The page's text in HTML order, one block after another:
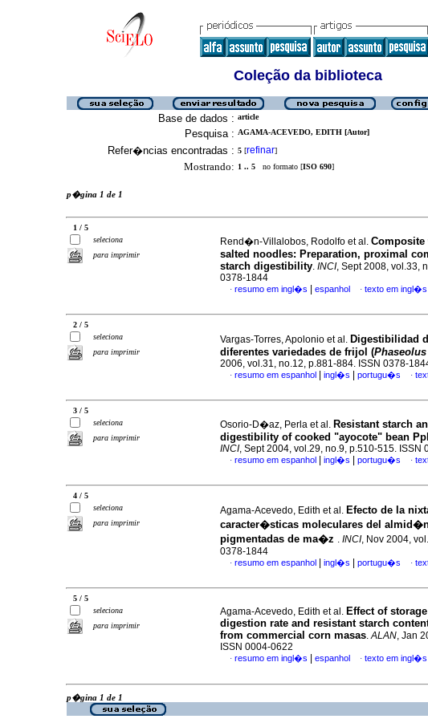
Coleção da biblioteca
Base de dados : article
Pesquisa : AGAMA-ACEVEDO, EDITH [Autor]
Refer�ncias encontradas : 5 [refinar]
Mostrando: 1 .. 5 no formato [ISO 690]
p�gina 1 de 1
1 / 5
seleciona
para imprimir
Rend�n-Villalobos, Rodolfo et al. Composite
salted noodles: Preparation, proximal
starch digestibility. INCI, Sept 2008, vol.33,
0378-1844
· resumo em ingl�s espanhol · texto em ingl�s
2 / 5
seleciona
para imprimir
Vargas-Torres, Apolonio et al. Digestibilidad
diferentes variedades de frijol (
2006, vol.31, no.12, p.881-884. ISSN 0378-
· resumo em espanhol ingl�s portugu�s ·
3 / 5
seleciona
para imprimir
Osorio-D�az, Perla et al. Resistant starch
digestibility of cooked "ayocote" bean
INCI, Sept 2004, vol.29, no.9, p.510-515. ISSN
· resumo em espanhol ingl�s portugu�s ·
4 / 5
seleciona
para imprimir
Agama-Acevedo, Edith et al. Efecto de la
caracter�sticas moleculares del
pigmentadas de ma�z . INCI, Nov 2004,
0378-1844
· resumo em espanhol ingl�s portugu�s ·
5 / 5
seleciona
para imprimir
Agama-Acevedo, Edith et al. Effect of
digestion rate and resistant starch
from commercial corn masas.ALAN, Jan
ISSN 0004-0622
· resumo em ingl�s espanhol · texto em ingl�s
p�gina 1 de 1